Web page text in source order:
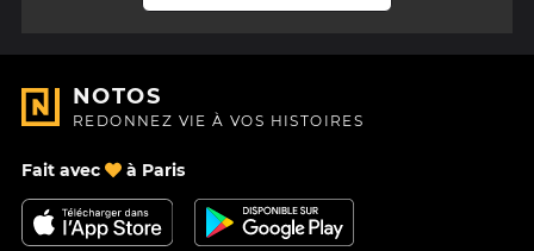
NOTOS
REDONNEZ VIE À VOS HISTOIRES
Fait avec à Paris